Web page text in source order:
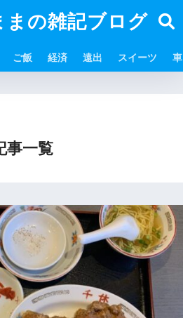
まの雑記ブログ
ご飯 経済 遠出 スイーツ 車
事一覧